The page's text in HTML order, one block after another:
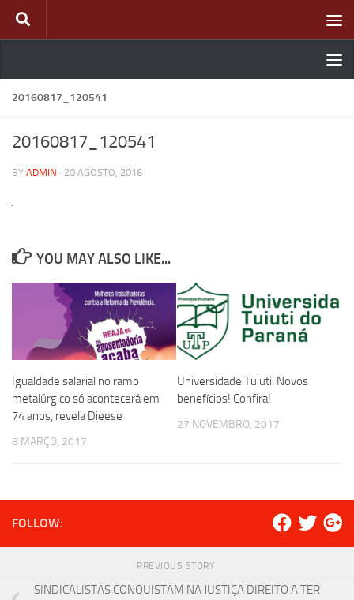
Skip to content
20160817_120541
20160817_120541
BY ADMIN · 20 AGOSTO, 2016
YOU MAY ALSO LIKE...
Igualdade salarial no ramo
metalúrgico só acontecerá em
74 anos, revela Dieese
8 MARÇO, 2017
Universidade Tuiuti: Novos
benefícios! Confira!
27 NOVEMBRO, 2017
FOLLOW:
PREVIOUS STORY
SINDICALISTAS CONQUISTAM NA JUSTIÇA DIREITO A TER